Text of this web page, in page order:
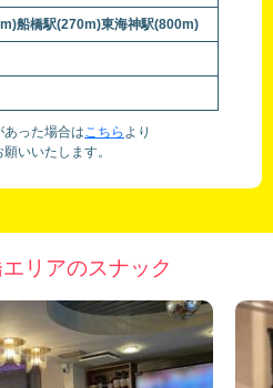
船橋駅(270m)東海神駅(800m)
った場合はこちら より
いいたします。
リアのスナック